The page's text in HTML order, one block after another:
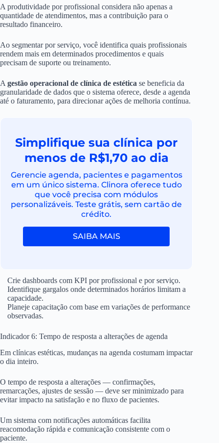
A produtividade por profissional considera não apenas a
quantidade de atendimentos, mas a contribuição para o
resultado financeiro.
Ao segmentar por serviço, você identifica quais profissionais
rendem mais em determinados procedimentos e quais
precisam de suporte ou treinamento.
A gestão operacional de clínica de estética se beneficia da
granularidade de dados que o sistema oferece, desde a agenda
até o faturamento, para direcionar ações de melhoria contínua.
Simplifique sua clínica por
menos de R$1,70 ao dia
Gerencie agenda, pacientes e pagamentos
em um único sistema. Clinora oferece tudo
que você precisa com módulos
personalizáveis. Teste grátis, sem cartão de
crédito.
SAIBA MAIS
Crie dashboards com KPI por profissional e por serviço.
Identifique gargalos onde determinados horários limitam a
capacidade.
Planeje capacitação com base em variações de performance
observadas.
Indicador 6: Tempo de resposta a alterações de agenda
Em clínicas estéticas, mudanças na agenda costumam impactar
o dia inteiro.
O tempo de resposta a alterações — confirmações,
remarcações, ajustes de sessão — deve ser minimizado para
evitar impacto na satisfação e no fluxo de pacientes.
Um sistema com notificações automáticas facilita
reacomodação rápida e comunicação consistente com o
paciente.